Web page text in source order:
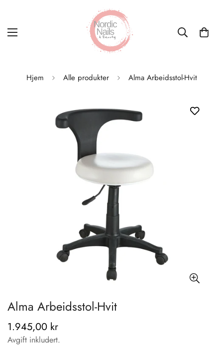
Hjem Alle produkter Alma Arbeidsstol-Hvit
Alma Arbeidsstol-Hvit
Vanlig
pris
1.945,00 kr
Avgift inkludert.